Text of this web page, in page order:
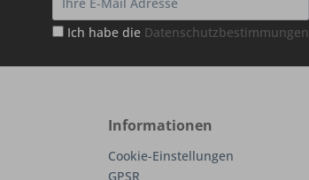
Ich habe die Datenschutzbestimmungen
Informationen
Cookie-Einstellungen
GPSR